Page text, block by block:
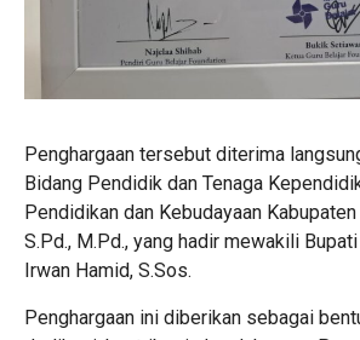
Penghargaan tersebut diterima
Bidang Pendidik dan Tenaga
Pendidikan dan Kebudayaan
S.Pd., M.Pd., yang hadir mewakili
Irwan Hamid, S.Sos.
Penghargaan ini diberikan sebagai